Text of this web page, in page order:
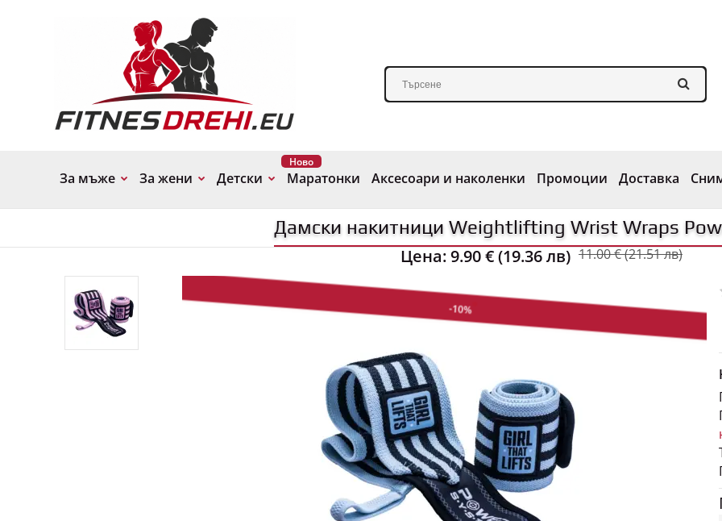
За мъже За жени Детски Маратонки
Ново
Аксесоари и наколенки Промоции Доставка
Дамски накитници Weightlifting Wrist Wraps
Цена:9.90 € (19.36 лв) 11.00 € (21.51 лв)
-10%